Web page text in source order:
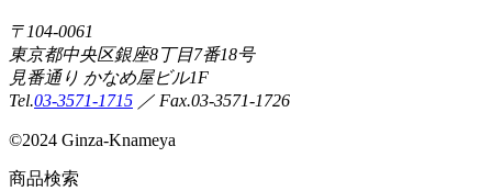
〒104-0061
東京都中央区銀座8丁目7番18号
見番通り かなめ屋ビル1F
Tel.03-3571-1715 ／ Fax.03-3571-1726
©2024 Ginza-Knameya
商品検索